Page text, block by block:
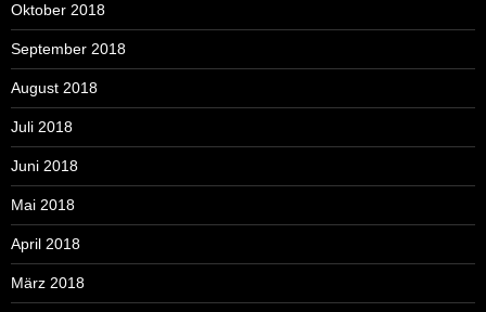
Oktober 2018
September 2018
August 2018
Juli 2018
Juni 2018
Mai 2018
April 2018
März 2018